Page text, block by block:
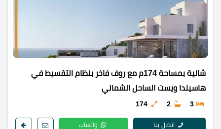
شالية بمساحة 174م مع روف فاخر بنظام التقسيط في
هاسيندا ويست الساحل الشمالي
3
2
174
اتصل بنا واتساب